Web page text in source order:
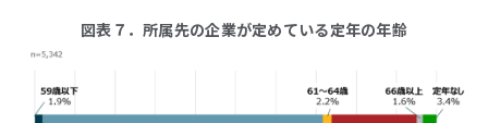
図表７．所属先の企業が定めている定年の年齢